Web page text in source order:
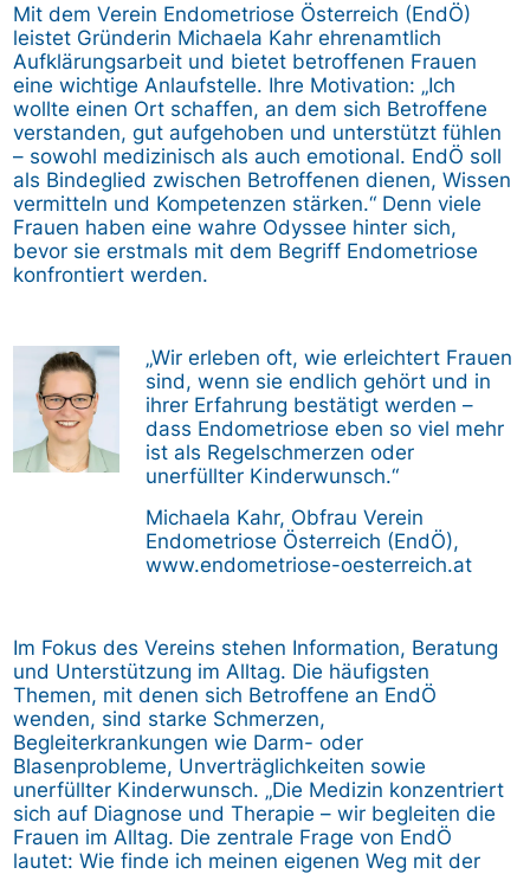
Mit dem Verein Endometriose Österreich (EndÖ)
leistet Gründerin Michaela Kahr ehrenamtlich
Aufklärungsarbeit und bietet betroffenen Frauen
eine wichtige Anlaufstelle. Ihre Motivation: „Ich
wollte einen Ort schaffen, an dem sich Betroffene
verstanden, gut aufgehoben und unterstützt fühlen
– sowohl medizinisch als auch emotional. EndÖ soll
als Bindeglied zwischen Betroffenen dienen, Wissen
vermitteln und Kompetenzen stärken.“ Denn viele
Frauen haben eine wahre Odyssee hinter sich,
bevor sie erstmals mit dem Begriff Endometriose
konfrontiert werden.
Bild
„Wir erleben oft, wie erleichtert Frauen
sind, wenn sie endlich gehört und in
ihrer Erfahrung bestätigt werden –
dass Endometriose eben so viel mehr
ist als Regelschmerzen oder
unerfüllter Kinderwunsch.“
Michaela Kahr, Obfrau Verein
Endometriose Österreich (EndÖ),
www.endometriose-oesterreich.at
Im Fokus des Vereins stehen Information, Beratung
und Unterstützung im Alltag. Die häufigsten
Themen, mit denen sich Betroffene an EndÖ
wenden, sind starke Schmerzen,
Begleiterkrankungen wie Darm- oder
Blasenprobleme, Unverträglichkeiten sowie
unerfüllter Kinderwunsch. „Die Medizin konzentriert
sich auf Diagnose und Therapie – wir begleiten die
Frauen im Alltag. Die zentrale Frage von EndÖ
lautet: Wie finde ich meinen eigenen Weg mit der